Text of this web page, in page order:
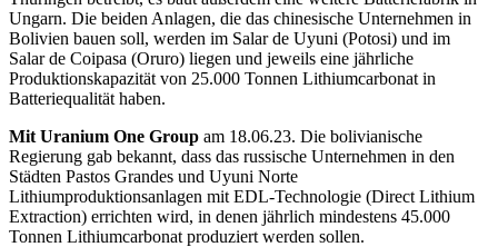
Ungarn. Die beiden Anlagen, die das chinesische Unternehmen in
Bolivien bauen soll, werden im Salar de Uyuni (Potosi) und im
Salar de Coipasa (Oruro) liegen und jeweils eine jährliche
Produktionskapazität von 25.000 Tonnen Lithiumcarbonat in
Batteriequalität haben.
Mit Uranium One Group am 18.06.23. Die bolivianische
Regierung gab bekannt, dass das russische Unternehmen in den
Städten Pastos Grandes und Uyuni Norte
Lithiumproduktionsanlagen mit EDL-Technologie (Direct Lithium
Extraction) errichten wird, in denen jährlich mindestens 45.000
Tonnen Lithiumcarbonat produziert werden sollen.